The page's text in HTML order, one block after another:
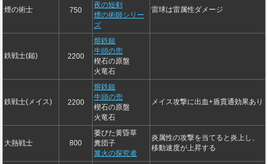
煙の術士 750
夜の短剣
煙の術師シリー
ズ
雷球は雷属性ダメージ
鉄戦士(鎚) 2200
熔鉄鎚
牛頭の兜
楔石の原盤
火竜石
鉄戦士(メイス) 2200
熔鉄鎚
牛頭の兜
楔石の原盤
火竜石
メイス攻撃に出血+盾貫通効果あり
大熱戦士 800
萎びた黄昏草
糞団子
篝火の探究者
炎属性の攻撃を当てると炎上し、
移動速度が上昇する